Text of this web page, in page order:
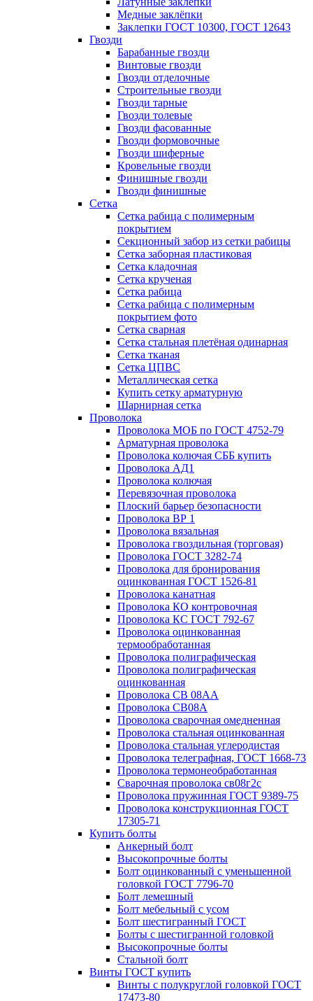
Медные заклёпки
Заклепки ГОСТ 10300, ГОСТ 12643
Гвозди
Барабанные гвозди
Винтовые гвозди
Гвозди отделочные
Строительные гвозди
Гвозди тарные
Гвозди толевые
Гвозди фасованные
Гвозди формовочные
Гвозди шиферные
Кровельные гвозди
Финишные гвозди
Гвозди финишные
Сетка
Сетка рабица с полимерным
покрытием
Секционный забор из сетки рабицы
Сетка заборная пластиковая
Сетка кладочная
Сетка крученая
Сетка рабица
Сетка рабица с полимерным
покрытием фото
Сетка сварная
Сетка стальная плетёная одинарная
Сетка тканая
Сетка ЦПВС
Металлическая сетка
Купить сетку арматурную
Шарнирная сетка
Проволока
Проволока МОБ по ГОСТ 4752-79
Арматурная проволока
Проволока колючая СББ купить
Проволока АД1
Проволока колючая
Перевязочная проволока
Плоский барьер безопасности
Проволока ВР 1
Проволока вязальная
Проволока гвоздильная (торговая)
Проволока ГОСТ 3282-74
Проволока для бронирования
оцинкованная ГОСТ 1526-81
Проволока канатная
Проволока КО контровочная
Проволока КС ГОСТ 792-67
Проволока оцинкованная
термообработанная
Проволока полиграфическая
Проволока полиграфическая
оцинкованная
Проволока СВ 08АА
Проволока СВ08А
Проволока сварочная омедненная
Проволока стальная оцинкованная
Проволока стальная углеродистая
Проволока телеграфная, ГОСТ 1668-73
Проволока термонеобработанная
Сварочная проволока св08г2с
Проволока пружинная ГОСТ 9389-75
Проволока конструкционная ГОСТ
17305-71
Купить болты
Анкерный болт
Высокопрочные болты
Болт оцинкованный с уменьшенной
головкой ГОСТ 7796-70
Болт лемешный
Болт мебельный с усом
Болт шестигранный ГОСТ
Болты с шестигранной головкой
Высокопрочные болты
Стальной болт
Винты ГОСТ купить
Винты с полукруглой головкой ГОСТ
17473-80